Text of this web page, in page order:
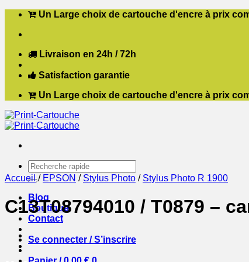
Passer
contenu
Un Large choix de cartouche d'encre à prix
Livraison en 24h / 72h
Satisfaction garantie
Un Large choix de cartouche d'encre à prix
Recherche
pour :
Blog
Boutique
Contact
Se connecter / S’inscrire
Accueil / EPSON / Stylus Photo / Stylus Photo R 1900
C13T08794010 / T0879 –